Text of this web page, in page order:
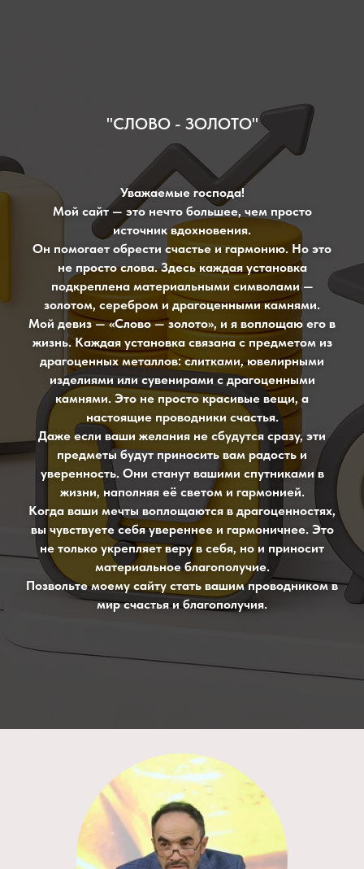
"СЛОВО - ЗОЛОТО"
Уважаемые господа!
Мой сайт — это нечто большее, чем просто
источник вдохновения.
Он помогает обрести счастье и гармонию. Но это
не просто слова. Здесь каждая установка
подкреплена материальными символами —
золотом, серебром и драгоценными камнями.
Мой девиз — «Слово — золото», и я воплощаю его в
жизнь. Каждая установка связана с предметом из
драгоценных металлов: слитками, ювелирными
изделиями или сувенирами с драгоценными
камнями. Это не просто красивые вещи, а
настоящие проводники счастья.
Даже если ваши желания не сбудутся сразу, эти
предметы будут приносить вам радость и
уверенность. Они станут вашими спутниками в
жизни, наполняя её светом и гармонией.
Когда ваши мечты воплощаются в драгоценностях,
вы чувствуете себя увереннее и гармоничнее. Это
не только укрепляет веру в себя, но и приносит
материальное благополучие.
Позвольте моему сайту стать вашим проводником в
мир счастья и благополучия.